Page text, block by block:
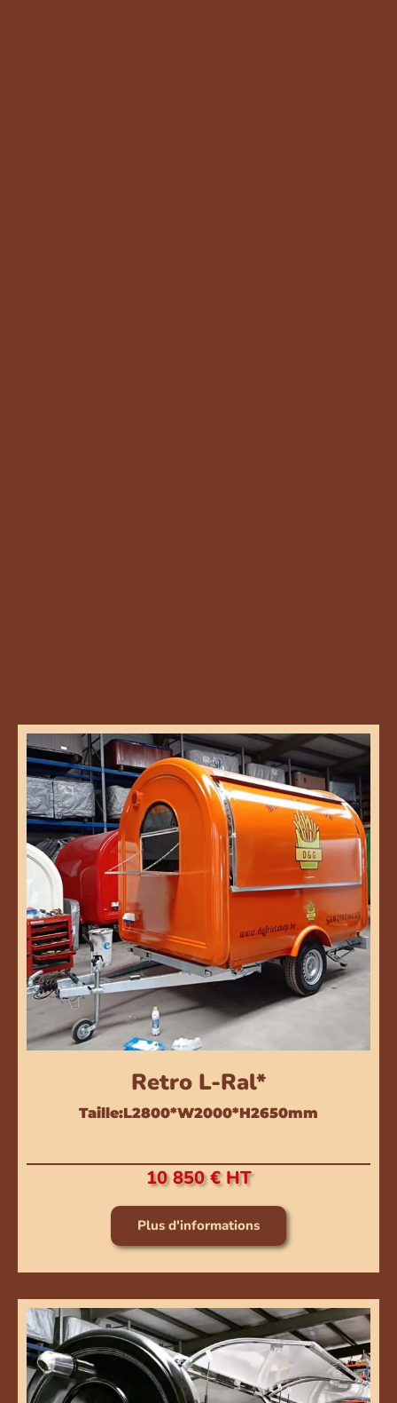
Retro L-Ral*
Taille:L2800*W2000*H2650mm
10 850 € HT
Plus d'informations